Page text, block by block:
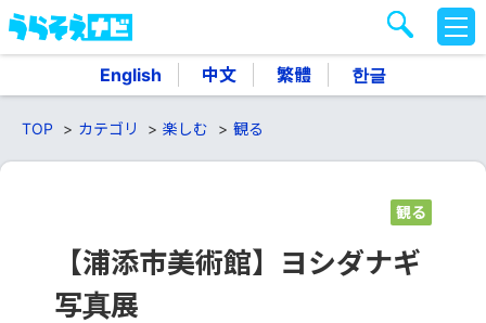
English 中文 繁體 한글
M
E
TOP カテゴリ 楽しむ 観る
観る
【浦添市美術館】ヨシダナギ
写真展